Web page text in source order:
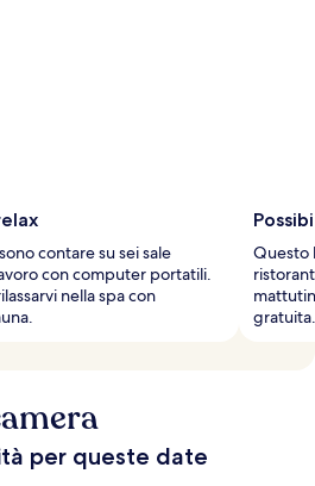
contare su sei sale
con computer portatili.
nella spa con
Questo
gratuita.
per queste date